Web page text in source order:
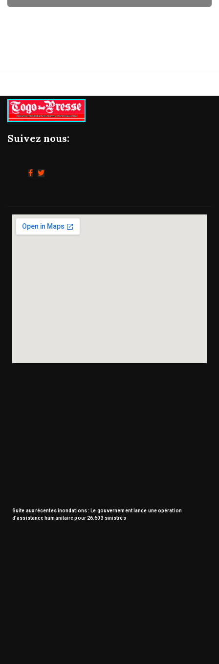
Suivez nous:
Suite aux récentes inondations : Le gouvernement lance une opération
d’assistance humanitaire pour 26.603 sinistrés